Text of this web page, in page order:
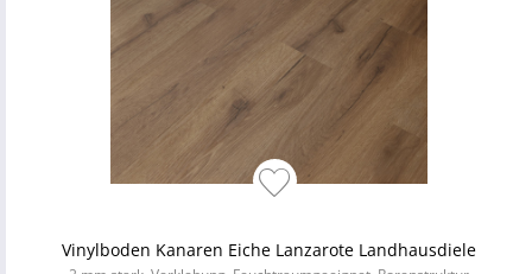
Vinylboden Kanaren Eiche Lanzarote Landhausdiele